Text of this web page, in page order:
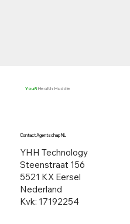
YouR Health Huddle
Contact Agentschap NL
YHH Technology
Steenstraat 156​
5521 KX Eersel
Nederland
Kvk: 17192254